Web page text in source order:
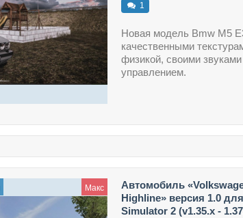
1
Новая модель Bmw M5
качественными
физикой, своими
управлением.
Макс
Автомобиль
Highline» версия 1.0
Simulator 2 (v1.35.x -